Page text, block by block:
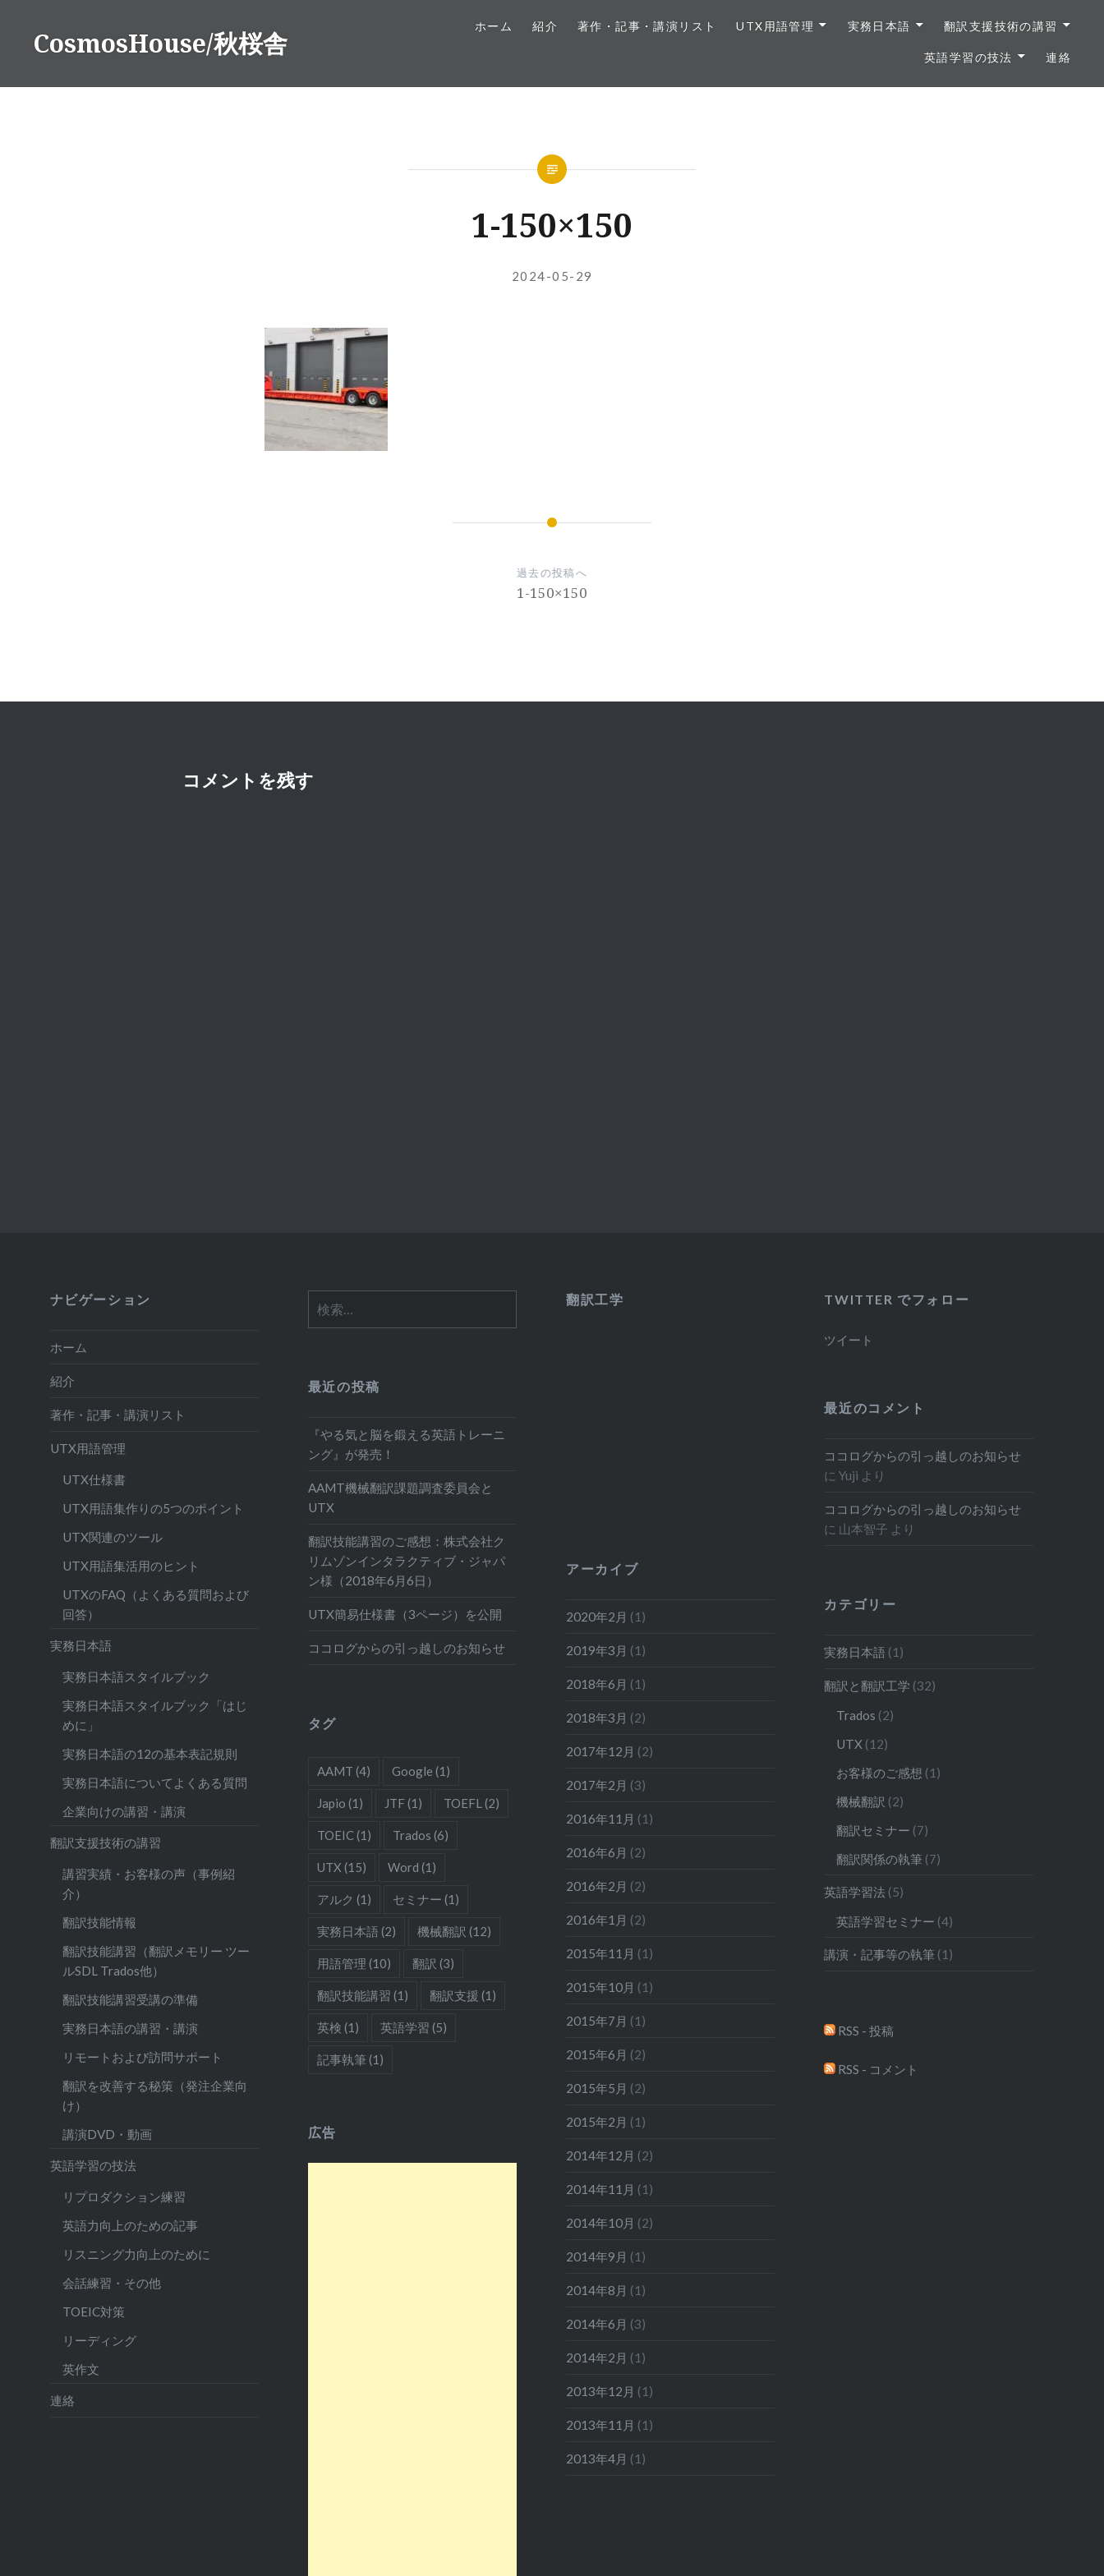
CosmosHouse/秋桜舎
ホーム 紹介 著作・記事・講演リスト UTX用語管理 実務日本語 翻訳支援技術の講習
英語学習の技法 連絡
1-150×150
投
投
2024-05-29
シ
過去の投稿へ
1-150×150
コメントを残す
ナビゲーション
ホーム
紹介
著作・記事・講演リスト
UTX用語管理
UTX仕様書
UTX用語集作りの5つのポイント
UTX関連のツール
UTX用語集活用のヒント
UTXのFAQ（よくある質問および
回答）
実務日本語
実務日本語スタイルブック
実務日本語スタイルブック「はじ
めに」
実務日本語の12の基本表記規則
実務日本語についてよくある質問
企業向けの講習・講演
翻訳支援技術の講習
講習実績・お客様の声（事例紹
介）
翻訳技能情報
翻訳技能講習（翻訳メモリー ツー
ルSDL Trados他）
翻訳技能講習受講の準備
実務日本語の講習・講演
リモートおよび訪問サポート
翻訳を改善する秘策（発注企業向
け）
講演DVD・動画
英語学習の技法
リプロダクション練習
英語力向上のための記事
リスニング力向上のために
会話練習・その他
TOEIC対策
リーディング
英作文
連絡
索:
翻訳工学 TWITTER でフォロー
ツイート
最近の投稿
『やる気と脳を鍛える英語トレーニ
ング』が発売！
AAMT機械翻訳課題調査委員会と
UTX
翻訳技能講習のご感想：株式会社ク
リムゾンインタラクティブ・ジャパ
ン様（2018年6月6日）
UTX簡易仕様書（3ページ）を公開
ココログからの引っ越しのお知らせ
最近のコメント
ココログからの引っ越しのお知らせ
にYuji より
ココログからの引っ越しのお知らせ
に 山本智子 より
アーカイブ
2020年2月 (1)
2019年3月 (1)
2018年6月 (1)
2018年3月 (2)
2017年12月 (2)
2017年2月 (3)
2016年11月 (1)
2016年6月 (2)
2016年2月 (2)
2016年1月 (2)
2015年11月 (1)
2015年10月 (1)
2015年7月 (1)
2015年6月 (2)
2015年5月 (2)
2015年2月 (1)
2014年12月 (2)
2014年11月 (1)
2014年10月 (2)
2014年9月 (1)
2014年8月 (1)
2014年6月 (3)
2014年2月 (1)
2013年12月 (1)
2013年11月 (1)
2013年4月 (1)
カテゴリー
実務日本語 (1)
翻訳と翻訳工学 (32)
Trados (2)
UTX (12)
お客様のご感想 (1)
機械翻訳 (2)
翻訳セミナー (7)
翻訳関係の執筆 (7)
英語学習法 (5)
英語学習セミナー (4)
講演・記事等の執筆 (1)
タグ
AAMT (4) Google (1)
Japio (1) JTF(1) TOEFL (2)
TOEIC(1) Trados (6)
UTX (15) Word (1)
アルク (1) セミナー (1)
実務日本語 (2) 機械翻訳 (12)
用語管理 (10) 翻訳 (3)
翻訳技能講習 (1) 翻訳支援 (1)
英検 (1) 英語学習 (5)
記事執筆(1)
RSS - 投稿
RSS - コメント
広告